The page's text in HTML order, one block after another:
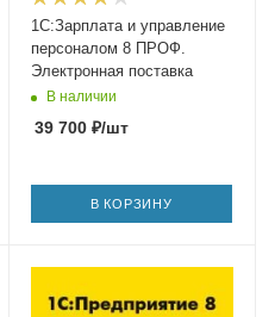
1С:Зарплата и управление
персоналом 8 ПРОФ.
Электронная поставка
В наличии
39 700₽/шт
В КОРЗИНУ